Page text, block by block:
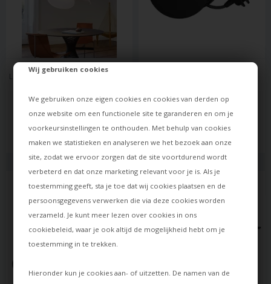
Wij gebruiken cookies
We gebruiken onze eigen cookies en cookies van derden op
onze website om een functionele site te garanderen en om je
voorkeursinstellingen te onthouden. Met behulp van cookies
maken we statistieken en analyseren we het bezoek aan onze
site, zodat we ervoor zorgen dat de site voortdurend wordt
verbeterd en dat onze marketing relevant voor je is. Als je
toestemming geeft, sta je toe dat wij cookies plaatsen en de
persoonsgegevens verwerken die via deze cookies worden
verzameld. Je kunt meer lezen over cookies in ons
cookiebeleid, waar je ook altijd de mogelijkheid hebt om je
toestemming in te trekken.
Hieronder kun je cookies aan- of uitzetten. De namen van de
LUCEPLAN
LEVANTE Ø60 KROONLUCHTER
Op voorraad
34,00
Levertijd: ca. 12 dagen